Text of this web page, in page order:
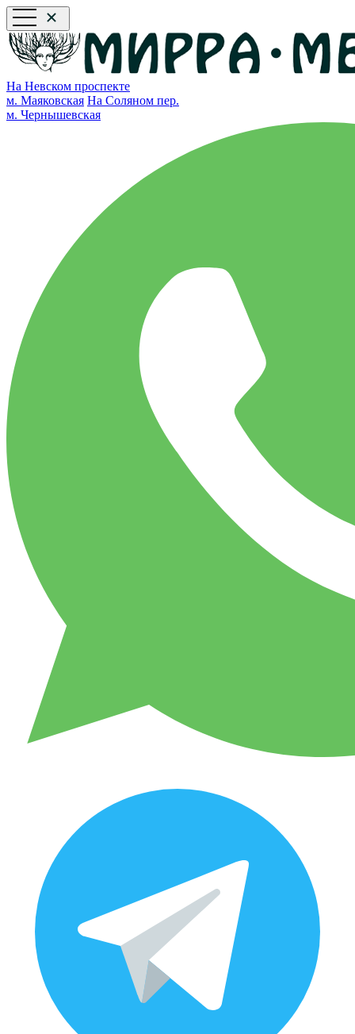
На Невском проспекте
м. Маяковская На Соляном пер.
м. Чернышевская